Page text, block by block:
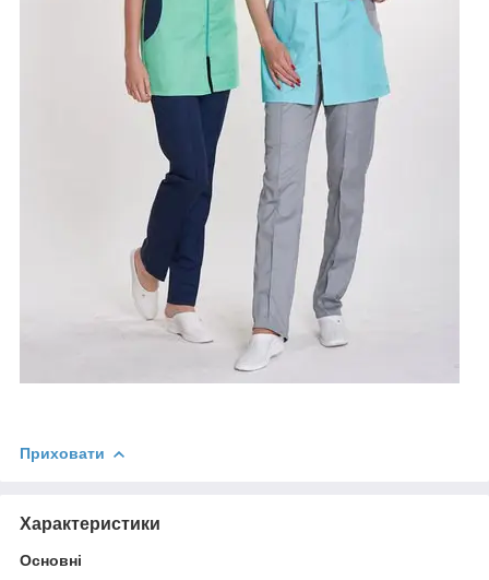
Приховати
Характеристики
Основні